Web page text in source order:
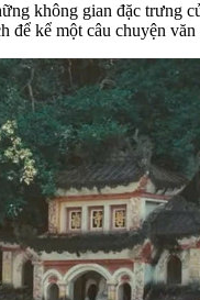
không gian đặc
để kể một câu chuyện văn